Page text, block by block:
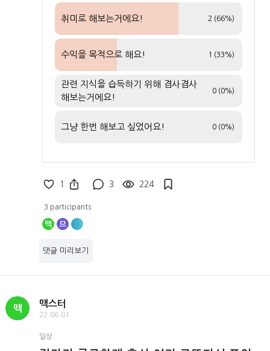
취미로 해보는거에요! 2 (66%)
수익을 목적으로 해요! 1 (33%)
관련 지식을 습득하기 위해 겸사겸사
해보는거에요!
0 (0%)
그냥 한번 해보고 싶었어요! 0 (0%)
1 3 224
3 participants
맥 므
댓글 미리보기
맥
맥스터
22.06.01
일상